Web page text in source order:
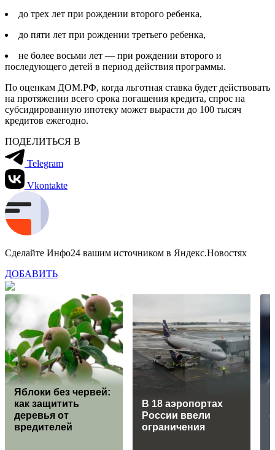
до трех лет при рождении второго ребенка,
до пяти лет при рождении третьего ребенка,
не более восьми лет — при рождении второго и
последующего детей в период действия программы.
По оценкам ДОМ.РФ, когда льготная ставка будет действовать
на протяжении всего срока погашения кредита, спрос на
субсидированную ипотеку может вырасти до 100 тысяч
кредитов ежегодно.
ПОДЕЛИТЬСЯ В
Telegram
Vkontakte
Сделайте Инфо24 вашим источником в Яндекс.Новостях
ДОБАВИТЬ
Яблоки без червей:
как защитить
деревья от
вредителей
В 18 аэропортах
России ввели
ограничения